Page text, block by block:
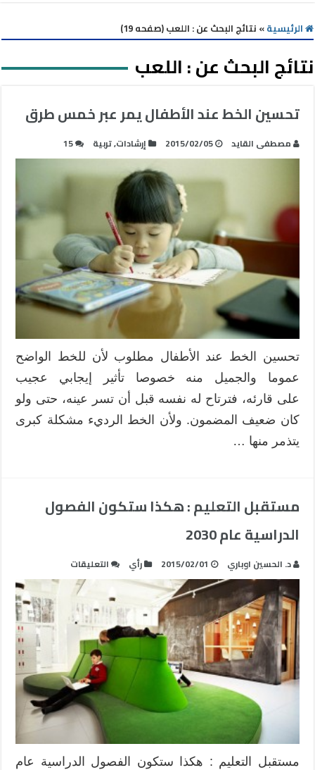
الرئيسية» نتائج البحث عن : اللعب (صفحه 19)
نتائج البحث عن :اللعب
تحسين الخط عند الأطفال يمر عبر خمس طرق
مصطفى القايد 2015/02/05 إرشادات,تربية 15
تحسين الخط عند الأطفال مطلوب لأن للخط الواضح
عموما والجميل منه خصوصا تأثير إيجابي عجيب
على قارئه، فترتاح له نفسه قبل أن تسر عينه، حتى ولو
كان ضعيف المضمون. ولأن الخط الرديء مشكلة كبرى
يتذمر منها …
مستقبل التعليم : هكذا ستكون الفصول
الدراسية عام 2030
د. الحسين اوباري 2015/02/01 رأي التعليقات
مستقبل
التعليم
هكذا
ستكون
الفصول
الدراسية
عام
2030
مغلقة
مستقبل التعليم : هكذا ستكون الفصول الدراسية عام